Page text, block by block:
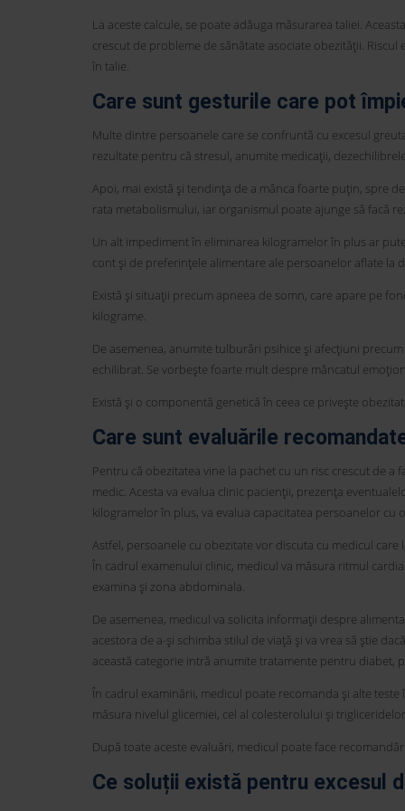
La aceste calcule, se poate adăuga măsurarea taliei.
crescut de probleme de sănătate asociate obezității.
în talie.
Care sunt gesturile care pot
Multe dintre persoanele care se confruntă cu excesul
rezultate pentru că stresul, anumite medicații,
Apoi, mai există și tendința de a mânca foarte puțin, spre
rata metabolismului, iar organismul poate ajunge să facă
Un alt impediment în eliminarea kilogramelor în plus ar
cont și de preferințele alimentare ale persoanelor aflate la
Există și situații precum apneea de somn, care apare pe
kilograme.
De asemenea, anumite tulburări psihice și afecțiuni
echilibrat. Se vorbește foarte mult despre mâncatul
Există și o componentă genetică în ceea ce privește
Care sunt evaluările
Pentru că obezitatea vine la pachet cu un risc crescut de a
medic. Acesta va evalua clinic pacienții, prezența
kilogramelor în plus, va evalua capacitatea persoanelor cu
Astfel, persoanele cu obezitate vor discuta cu medicul
În cadrul examenului clinic, medicul va măsura ritmul
examina și zona abdominala.
De asemenea, medicul va solicita informații despre
acestora de a-și schimba stilul de viață și va vrea să știe
această categorie intră anumite tratamente pentru
În cadrul examinării, medicul poate recomanda și alte
măsura nivelul glicemiei, cel al colesterolului și
După toate aceste evaluări, medicul poate face
Ce soluții există pentru excesul